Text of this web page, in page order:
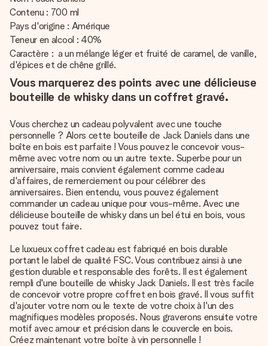
Contenu : 700 ml
Pays d'origine : Amérique
Teneur en alcool : 40%
Caractère : a un mélange léger et fruité de caramel, de vanille,
d'épices et de chêne grillé.
Vous marquerez des points avec une délicieuse
bouteille de whisky dans un coffret gravé.
Vous cherchez un cadeau polyvalent avec une touche
personnelle ? Alors cette bouteille de Jack Daniels dans une
boîte en bois est parfaite ! Vous pouvez le concevoir vous-
même avec votre nom ou un autre texte. Superbe pour un
anniversaire, mais convient également comme cadeau
d'affaires, de remerciement ou pour célébrer des
anniversaires. Bien entendu, vous pouvez également
commander un cadeau unique pour vous-même. Avec une
délicieuse bouteille de whisky dans un bel étui en bois, vous
pouvez tout faire.
Le luxueux coffret cadeau est fabriqué en bois durable
portant le label de qualité FSC. Vous contribuez ainsi à une
gestion durable et responsable des forêts. Il est également
rempli d'une bouteille de whisky Jack Daniels. Il est très facile
de concevoir votre propre coffret en bois gravé. Il vous suffit
d'ajouter votre nom ou le texte de votre choix à l'un des
magnifiques modèles proposés. Nous graverons ensuite votre
motif avec amour et précision dans le couvercle en bois.
Créez maintenant votre boîte à vin personnelle !